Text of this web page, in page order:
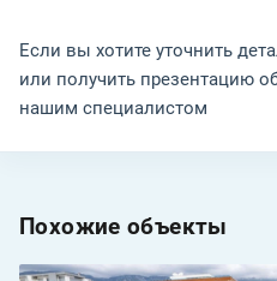
Если вы хотите уточнить
или получить презентацию
нашим специалистом
Похожие объекты